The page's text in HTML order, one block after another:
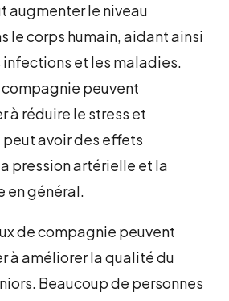
augmenter le niveau
le corps humain, aidant ainsi
et les maladies.
compagnie peuvent
à réduire le stress et
avoir des effets
pression artérielle et la
en général.
de compagnie peuvent
à améliorer la qualité du
Beaucoup de personnes